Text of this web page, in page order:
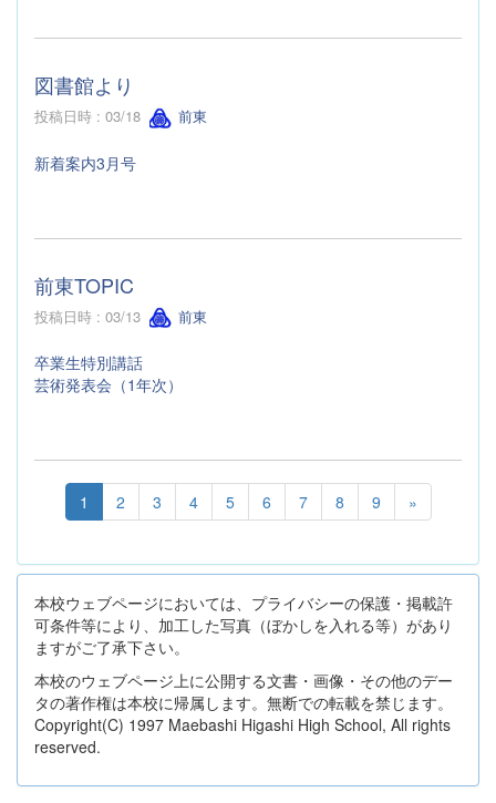
図書館より
投稿日時 : 03/18 前東
新着案内3月号
前東TOPIC
投稿日時 : 03/13 前東
卒業生特別講話
芸術発表会（1年次）
1 2 3 4 5 6 7 8 9 »
本校ウェブページにおいては、プライバシーの保護・掲載許
可条件等により、加工した写真（ぼかしを入れる等）があり
ますがご了承下さい。
本校のウェブページ上に公開する文書・画像・その他のデー
タの著作権は本校に帰属します。無断での転載を禁じます。
Copyright(C) 1997 Maebashi Higashi High School, All rights
reserved.